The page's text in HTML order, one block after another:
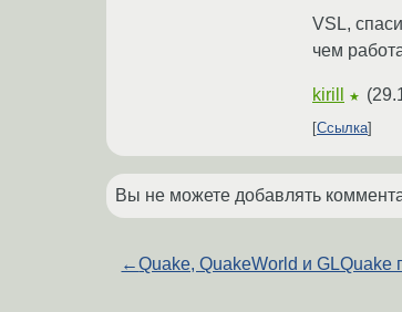
VSL,
чем
kirill ★ (
Ссылка
Вы не можете добавлять
←Quake, QuakeWorld и GLQuake